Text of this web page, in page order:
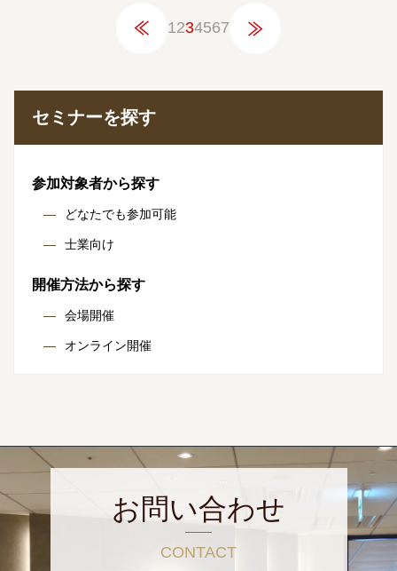
1234567
セミナーを探す
参加対象者から探す
どなたでも参加可能
士業向け
開催方法から探す
会場開催
オンライン開催
お問い合わせ
CONTACT